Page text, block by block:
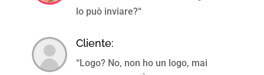
lo può inviare?“
Cliente:
“Logo? No, non ho un logo, mai